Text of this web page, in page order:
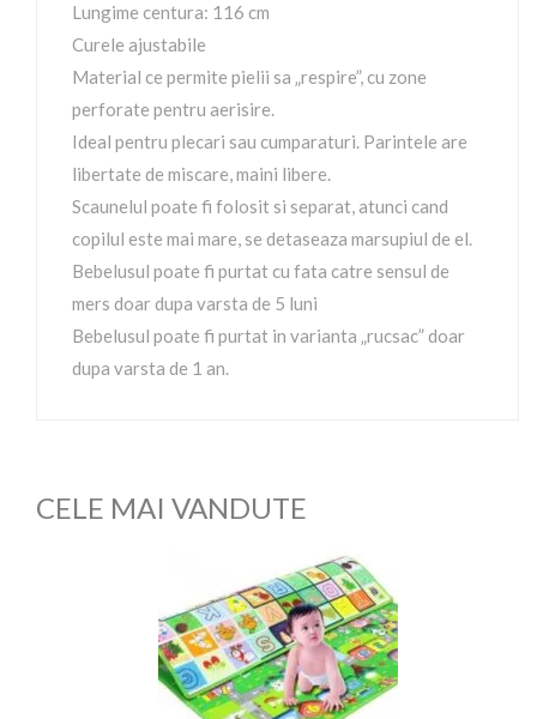
Lungime centura: 116 cm
Curele ajustabile
Material ce permite pielii sa „respire”, cu zone
perforate pentru aerisire.
Ideal pentru plecari sau cumparaturi. Parintele are
libertate de miscare, maini libere.
Scaunelul poate fi folosit si separat, atunci cand
copilul este mai mare, se detaseaza marsupiul de el.
Bebelusul poate fi purtat cu fata catre sensul de
mers doar dupa varsta de 5 luni
Bebelusul poate fi purtat in varianta „rucsac” doar
dupa varsta de 1 an.
CELE MAI VANDUTE